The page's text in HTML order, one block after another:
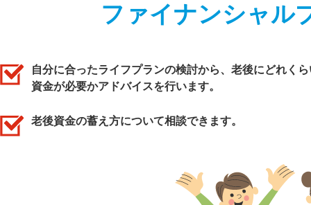
ファイナンシャル
自分に合ったライフプランの検討から、老後にどれく
資金が必要かアドバイスを行います。
老後資金の蓄え方について相談できます。